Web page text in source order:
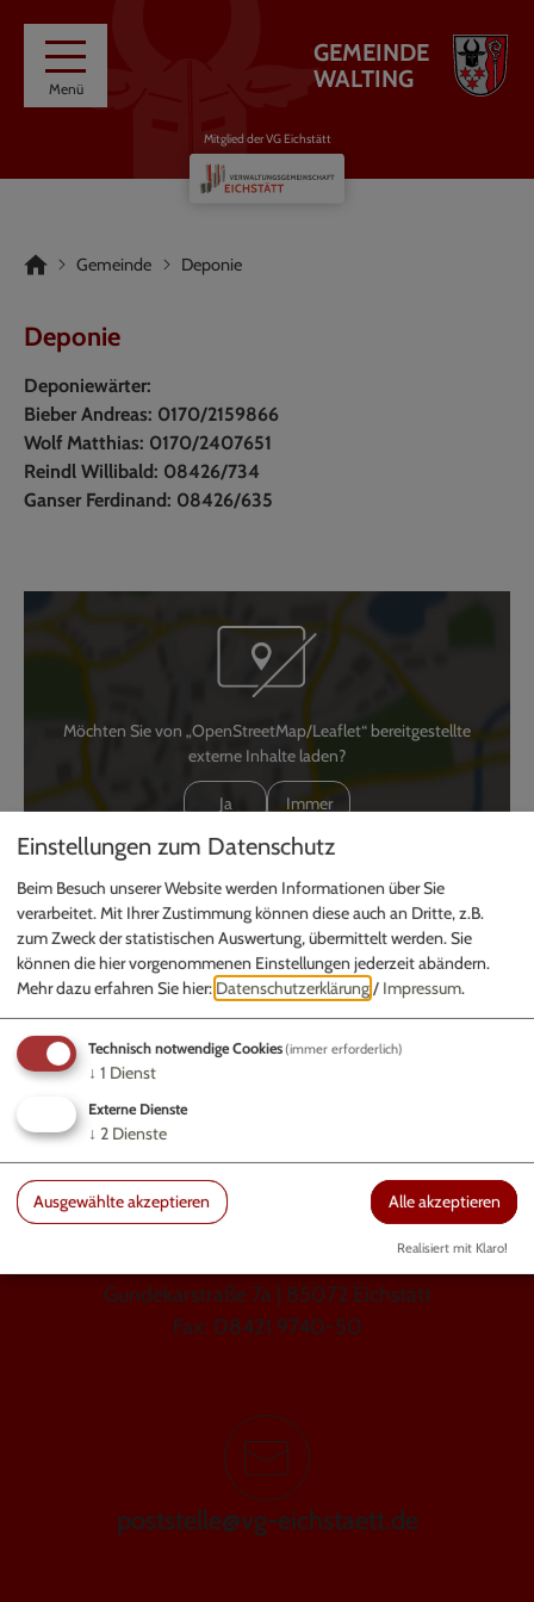
Menü
GEMEINDE
WALTING
Mitglied der VG Eichstätt
Deponie
Gemeinde
Deponie
Deponiewärter:
Bieber Andreas: 0170/2159866
Wolf Matthias: 0170/2407651
Reindl Willibald: 08426/734
Ganser Ferdinand: 08426/635
Möchten Sie von „OpenStreetMap/Leaflet“ bereitgestellte
externe Inhalte laden?
Ja Immer
Deponie
Gungolding
Hinterlohe
85137 Walting
0170 2159866
Gundekarstraße 7a | 85072 Eichstätt
Fax: 08421 9740-50
poststelle@vg-eichstaett.de
Einstellungen zum Datenschutz
Beim Besuch unserer Website werden Informationen über Sie
verarbeitet. Mit Ihrer Zustimmung können diese auch an Dritte, z.B.
zum Zweck der statistischen Auswertung, übermittelt werden. Sie
können die hier vorgenommenen Einstellungen jederzeit abändern.
Mehr dazu erfahren Sie hier: Datenschutzerklärung/ Impressum.
Technisch notwendige Cookies(immer erforderlich)
↓ 1 Dienst
Externe Dienste
↓ 2 Dienste
Ausgewählte akzeptieren Alle akzeptieren
Realisiert mit Klaro!